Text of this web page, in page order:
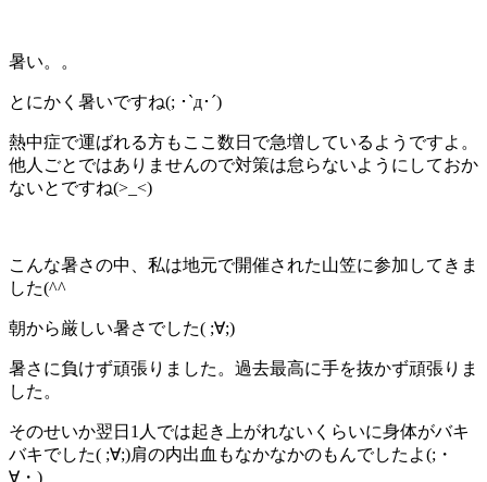
暑い。。
とにかく暑いですね(; ･`д･´)
熱中症で運ばれる方もここ数日で急増しているようですよ。
他人ごとではありませんので対策は怠らないようにしておか
ないとですね(>_<)
こんな暑さの中、私は地元で開催された山笠に参加してきま
した(^^
朝から厳しい暑さでした( ;∀;)
暑さに負けず頑張りました。過去最高に手を抜かず頑張りま
した。
そのせいか翌日1人では起き上がれないくらいに身体がバキ
バキでした( ;∀;)肩の内出血もなかなかのもんでしたよ(;・
∀・)